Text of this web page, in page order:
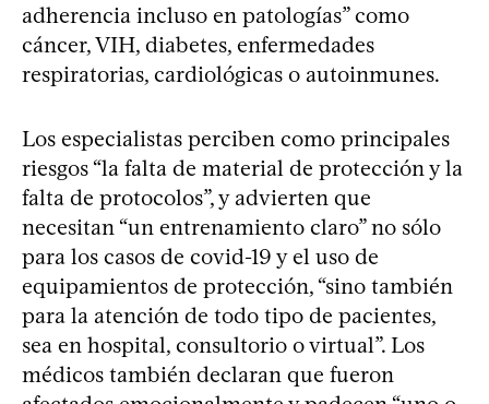
adherencia incluso en patologías” como
cáncer, VIH, diabetes, enfermedades
respiratorias, cardiológicas o autoinmunes.
Los especialistas perciben como principales
riesgos “la falta de material de protección y la
falta de protocolos”, y advierten que
necesitan “un entrenamiento claro” no sólo
para los casos de covid-19 y el uso de
equipamientos de protección, “sino también
para la atención de todo tipo de pacientes,
sea en hospital, consultorio o virtual”. Los
médicos también declaran que fueron